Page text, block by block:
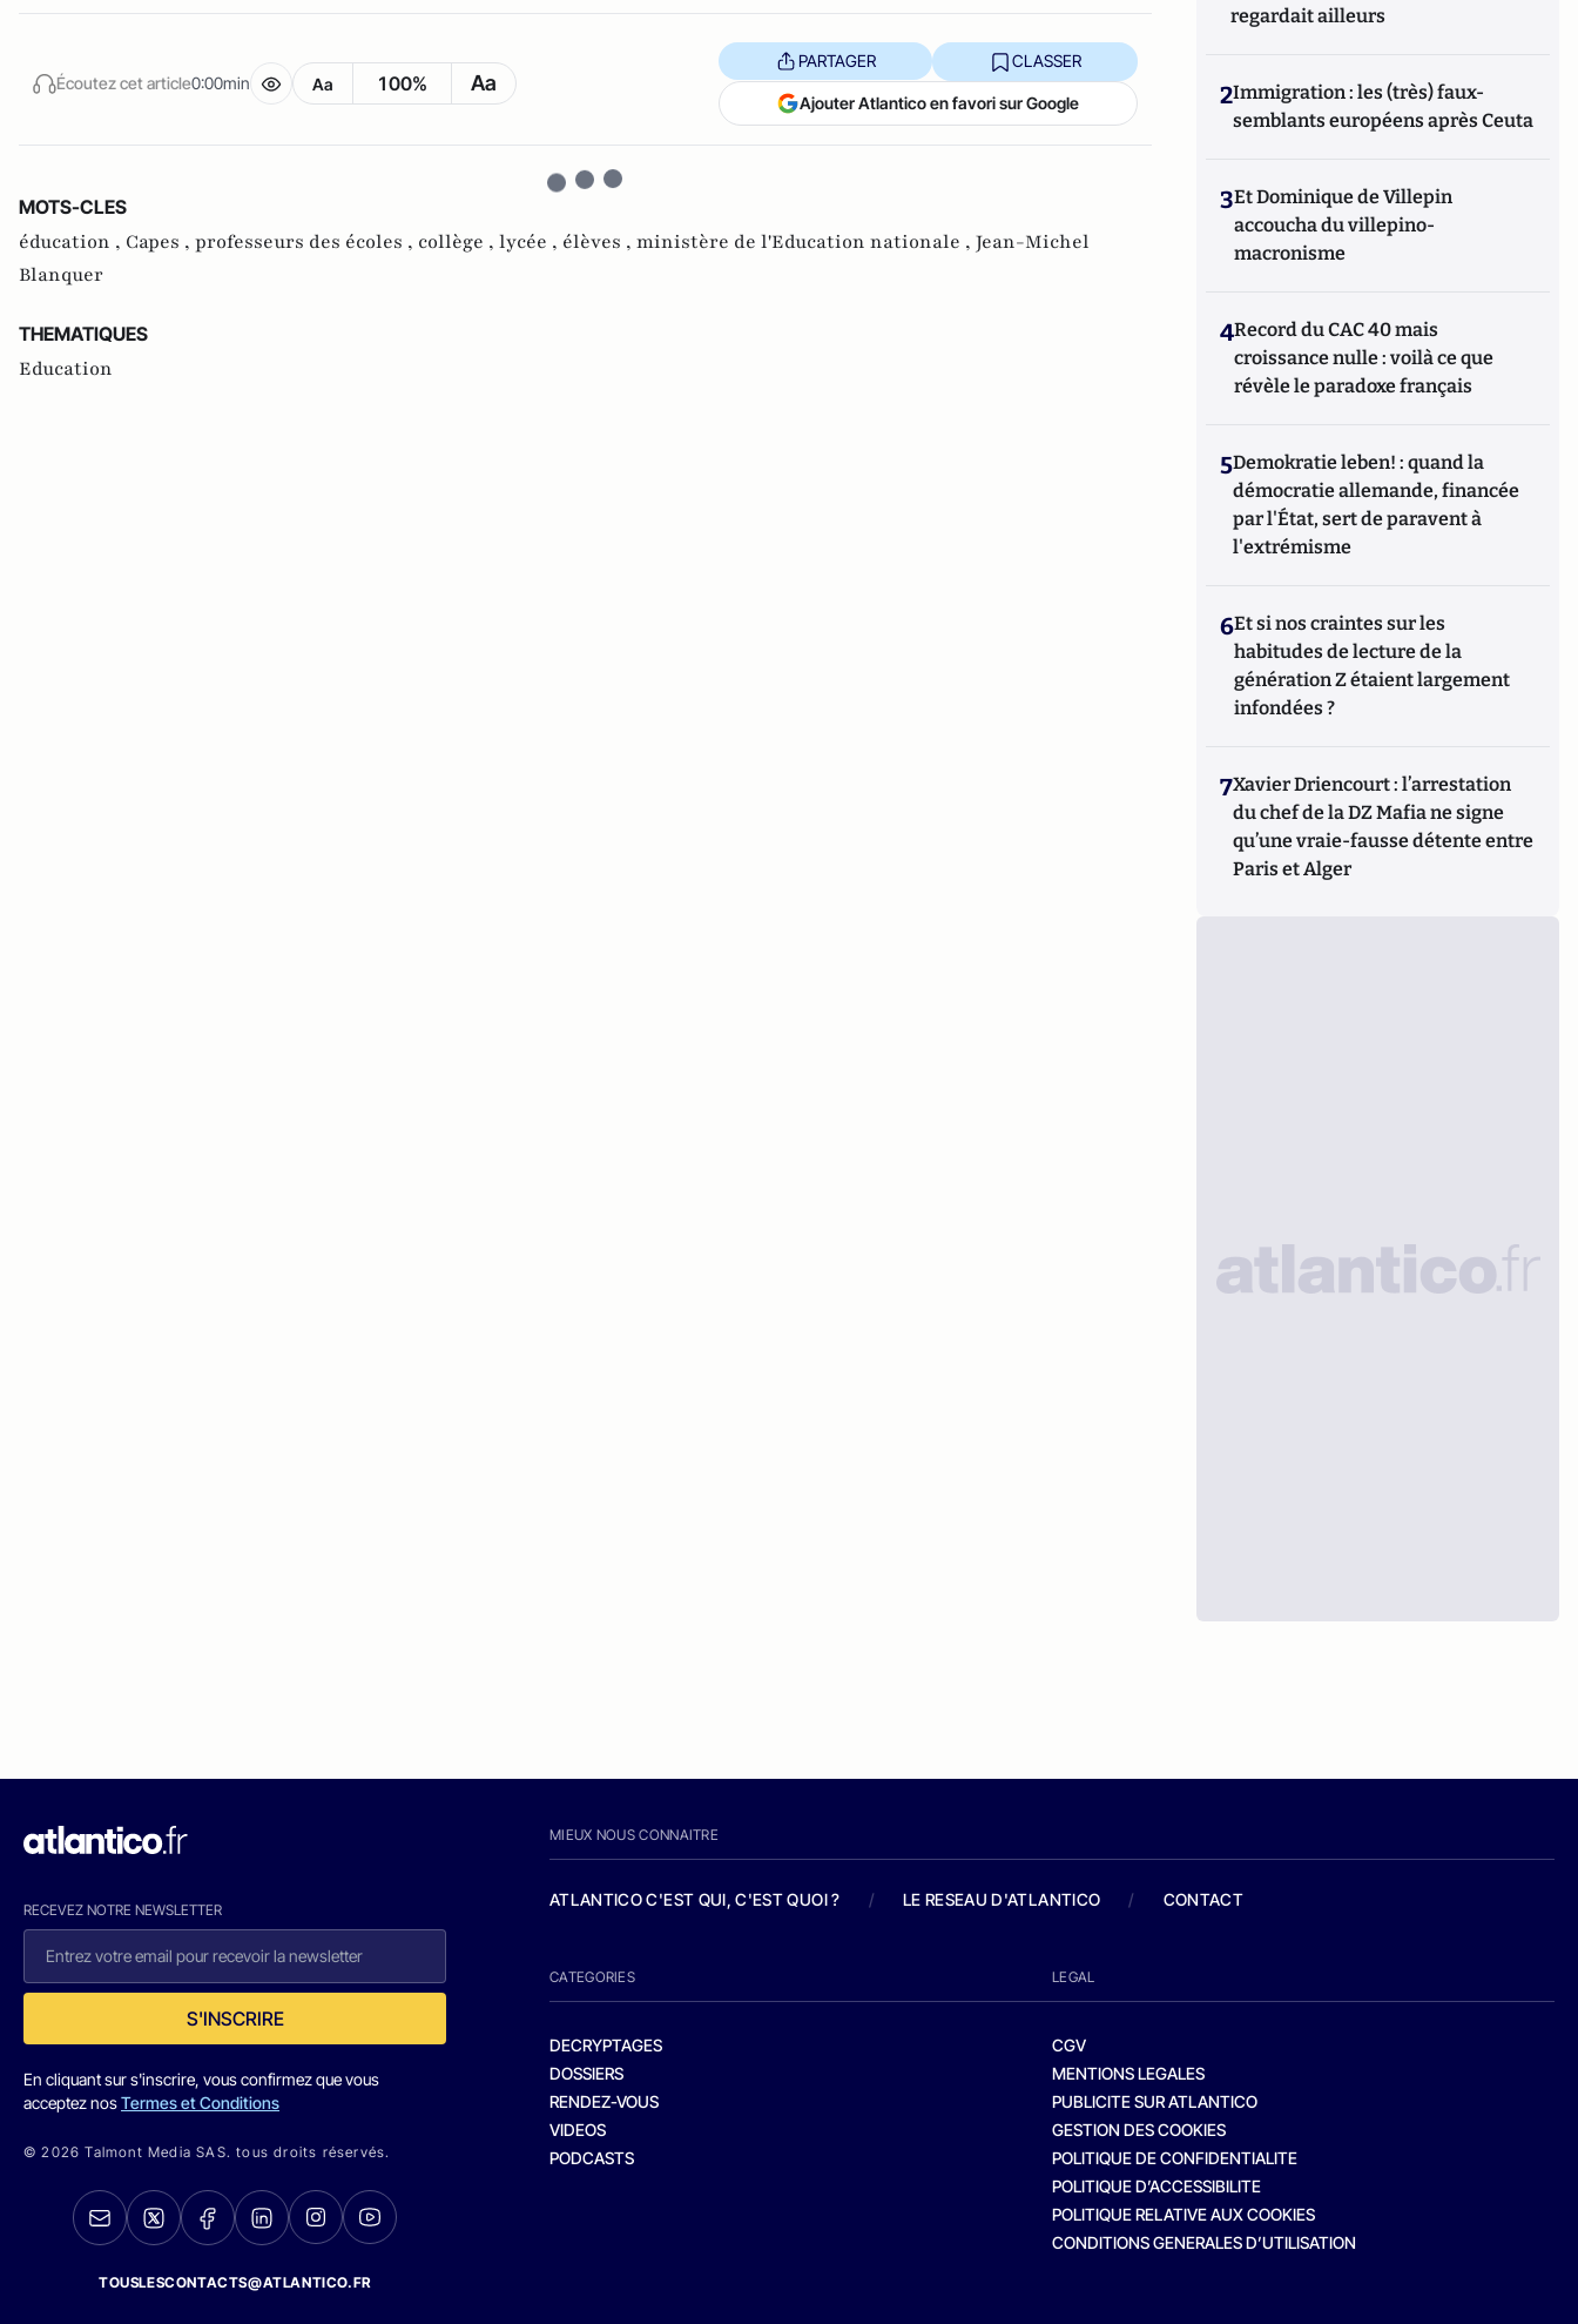
Écoutez cet article0:00min Aa 100% Aa
PARTAGER CLASSER
Ajouter Atlantico en favori sur Google
MOTS-CLES
éducation , Capes , professeurs des écoles , collège , lycée , élèves , ministère de l'Education nationale , Jean-Michel
Blanquer
THEMATIQUES
Education
regardait ailleurs
2Immigration : les (très) faux-
semblants européens après Ceuta
3Et Dominique de Villepin
accoucha du villepino-
macronisme
4Record du CAC 40 mais
croissance nulle : voilà ce que
révèle le paradoxe français
5Demokratie leben! : quand la
démocratie allemande, financée
par l'État, sert de paravent à
l'extrémisme
6Et si nos craintes sur les
habitudes de lecture de la
génération Z étaient largement
infondées ?
7Xavier Driencourt : l’arrestation
du chef de la DZ Mafia ne signe
qu’une vraie-fausse détente entre
Paris et Alger
RECEVEZ NOTRE NEWSLETTER
S'INSCRIRE
En cliquant sur s'inscrire, vous confirmez que vous
acceptez nosTermes et Conditions
© 2026 Talmont Media SAS. tous droits réservés.
TOUSLESCONTACTS@ATLANTICO.FR
MIEUX NOUS CONNAITRE
ATLANTICO C'EST QUI, C'EST QUOI ? / LE RESEAU D'ATLANTICO / CONTACT
CATEGORIES
DECRYPTAGES
DOSSIERS
RENDEZ-VOUS
VIDEOS
PODCASTS
LEGAL
CGV
MENTIONS LEGALES
PUBLICITE SUR ATLANTICO
GESTION DES COOKIES
POLITIQUE DE CONFIDENTIALITE
POLITIQUE D’ACCESSIBILITE
POLITIQUE RELATIVE AUX COOKIES
CONDITIONS GENERALES D’UTILISATION